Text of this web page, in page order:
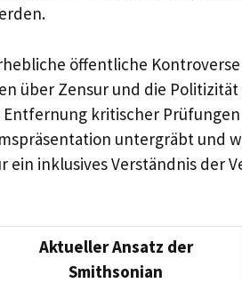
öffentliche
über Zensur und die
kritischer
untergräbt und
inklusives Verständnis der
Aktueller Ansatz der
Smithsonian